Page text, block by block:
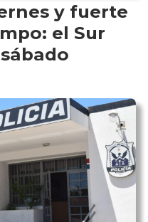
y fuerte
el Sur